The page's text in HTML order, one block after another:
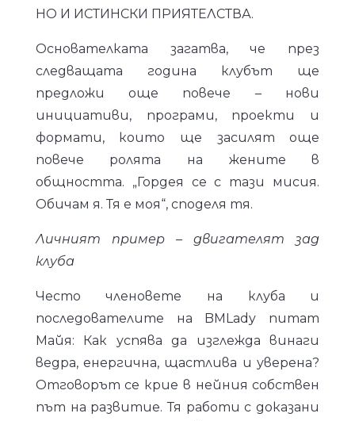
НО И ИСТИНСКИ ПРИЯТЕЛСТВА.
Основателката загатва, че през
следващата година клубът ще
предложи още повече – нови
инициативи, програми, проекти и
формати, които ще засилят още
повече ролята на жените в
общността. „Гордея се с тази мисия.
Обичам я. Тя е моя“, споделя тя.
Личният пример – двигателят зад
клуба
Често членовете на клуба и
последователите на BMLady питат
Майя: Как успява да изглежда винаги
ведра, енергична, щастлива и уверена?
Отговорът се крие в нейния собствен
път на развитие. Тя работи с доказани